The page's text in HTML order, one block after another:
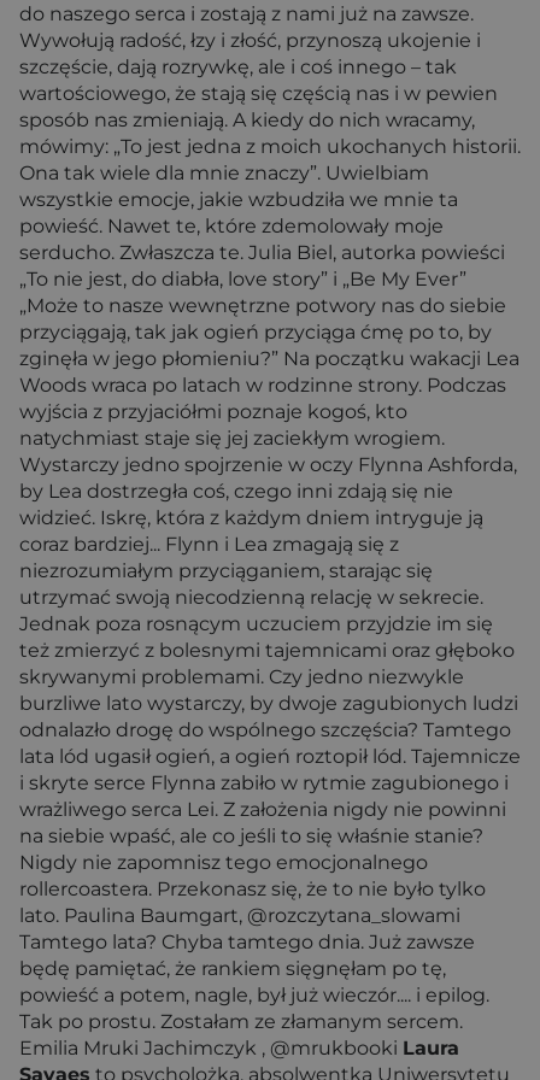
do naszego serca i zostają z nami już na zawsze.
Wywołują radość, łzy i złość, przynoszą ukojenie i
szczęście, dają rozrywkę, ale i coś innego – tak
wartościowego, że stają się częścią nas i w pewien
sposób nas zmieniają. A kiedy do nich wracamy,
mówimy: „To jest jedna z moich ukochanych historii.
Ona tak wiele dla mnie znaczy”. Uwielbiam
wszystkie emocje, jakie wzbudziła we mnie ta
powieść. Nawet te, które zdemolowały moje
serducho. Zwłaszcza te. Julia Biel, autorka powieści
„To nie jest, do diabła, love story” i „Be My Ever”
„Może to nasze wewnętrzne potwory nas do siebie
przyciągają, tak jak ogień przyciąga ćmę po to, by
zginęła w jego płomieniu?” Na początku wakacji Lea
Woods wraca po latach w rodzinne strony. Podczas
wyjścia z przyjaciółmi poznaje kogoś, kto
natychmiast staje się jej zaciekłym wrogiem.
Wystarczy jedno spojrzenie w oczy Flynna Ashforda,
by Lea dostrzegła coś, czego inni zdają się nie
widzieć. Iskrę, która z każdym dniem intryguje ją
coraz bardziej... Flynn i Lea zmagają się z
niezrozumiałym przyciąganiem, starając się
utrzymać swoją niecodzienną relację w sekrecie.
Jednak poza rosnącym uczuciem przyjdzie im się
też zmierzyć z bolesnymi tajemnicami oraz głęboko
skrywanymi problemami. Czy jedno niezwykle
burzliwe lato wystarczy, by dwoje zagubionych ludzi
odnalazło drogę do wspólnego szczęścia? Tamtego
lata lód ugasił ogień, a ogień roztopił lód. Tajemnicze
i skryte serce Flynna zabiło w rytmie zagubionego i
wrażliwego serca Lei. Z założenia nigdy nie powinni
na siebie wpaść, ale co jeśli to się właśnie stanie?
Nigdy nie zapomnisz tego emocjonalnego
rollercoastera. Przekonasz się, że to nie było tylko
lato. Paulina Baumgart, @rozczytana_slowami
Tamtego lata? Chyba tamtego dnia. Już zawsze
będę pamiętać, że rankiem sięgnęłam po tę,
powieść a potem, nagle, był już wieczór.... i epilog.
Tak po prostu. Zostałam ze złamanym sercem.
Emilia Mruki Jachimczyk , @mrukbooki Laura
Savaes to psycholożka, absolwentka Uniwersytetu